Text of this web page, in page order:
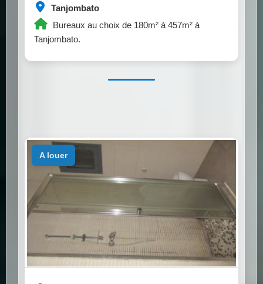
Tanjombato
Bureaux au choix de 180m² à 457m² à
Tanjombato.
a louer